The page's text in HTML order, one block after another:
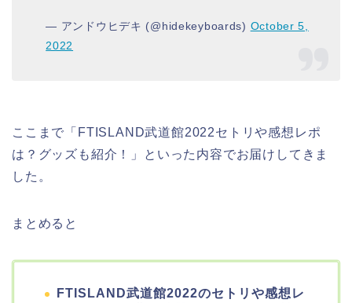
— アンドウヒデキ (@hidekeyboards) October 5,
2022
ここまで「FTISLAND武道館2022セトリや感想レポ
は？グッズも紹介！」といった内容でお届けしてきま
した。
まとめると
FTISLAND武道館2022のセトリや感想レ